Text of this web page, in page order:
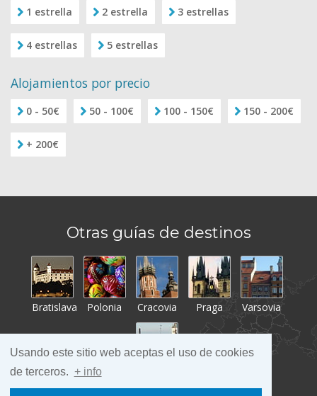
Usando este sitio web aceptas el uso de cookies
de terceros. + info
1 estrella 2 estrella 3 estrellas
4 estrellas 5 estrellas
Alojamientos por precio
0 - 50€ 50 - 100€ 100 - 150€ 150 - 200€
+ 200€
Otras guías de destinos
Bratislava Polonia Cracovia Praga Varsovia